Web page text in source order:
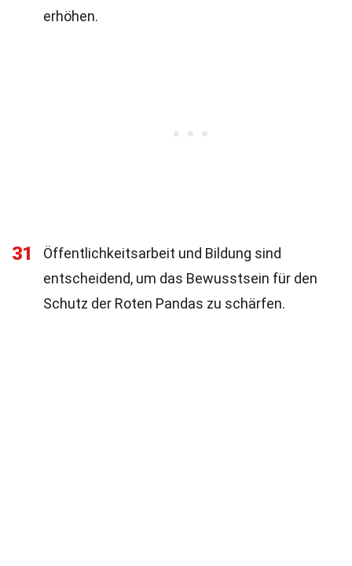
erhöhen.
31
Öffentlichkeitsarbeit und Bildung sind
entscheidend, um das Bewusstsein für den
Schutz der Roten Pandas zu schärfen.